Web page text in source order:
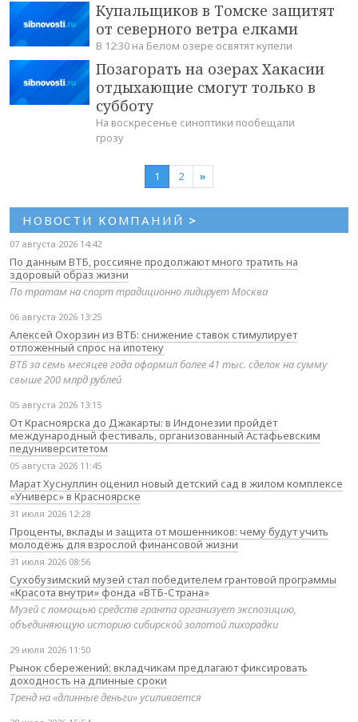
Купальщиков в Томске защитят
от северного ветра елками
В 12:30 на Белом озере освятят купели
Позагорать на озерах Хакасии
отдыхающие смогут только в
субботу
На воскресенье синоптики пообещали
грозу
1 2 »
НОВОСТИ КОМПАНИЙ >
07 августа 2026 14:42
По данным ВТБ, россияне продолжают много тратить на
здоровый образ жизни
По тратам на спорт традиционно лидирует Москва
06 августа 2026 13:25
Алексей Охорзин из ВТБ: снижение ставок стимулирует
отложенный спрос на ипотеку
ВТБ за семь месяцев года оформил более 41 тыс. сделок на сумму
свыше 200 млрд рублей
05 августа 2026 13:15
От Красноярска до Джакарты: в Индонезии пройдёт
международный фестиваль, организованный Астафьевским
педуниверситетом
05 августа 2026 11:45
Марат Хуснуллин оценил новый детский сад в жилом комплексе
«Универс» в Красноярске
31 июля 2026 12:28
Проценты, вклады и защита от мошенников: чему будут учить
молодёжь для взрослой финансовой жизни
31 июля 2026 08:56
Сухобузимский музей стал победителем грантовой программы
«Красота внутри» фонда «ВТБ-Страна»
Музей с помощью средств гранта организует экспозицию,
объединяющую историю сибирской золотой лихорадки
29 июля 2026 11:50
Рынок сбережений: вкладчикам предлагают фиксировать
доходность на длинные сроки
Тренд на «длинные деньги» усиливается